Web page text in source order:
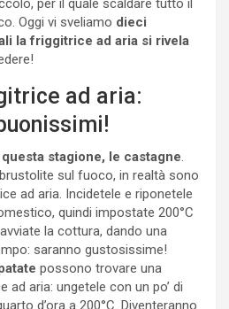
per il quale scaldare tutto il
Oggi vi sveliamo dieci
la friggitrice ad aria si rivela
ad aria:
stagione, le castagne.
sul fuoco, in realtà sono
ad aria. Incidetele e riponetele
quindi impostate 200°C
la cottura, dando una
saranno gustosissime!
possono trovare una
ad aria: ungetele con un po’ di
d’ora a 200°C. Diventeranno